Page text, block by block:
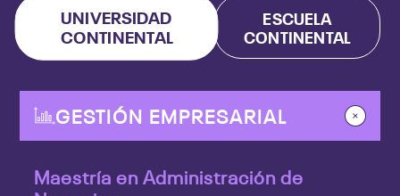
UNIVERSIDAD
CONTINENTAL
ESCUELA
CONTINENTAL
GESTIÓN EMPRESARIAL
Maestría en Administración de